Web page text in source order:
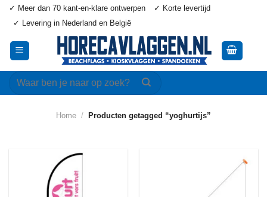
Ga
naar
✓ Meer dan 70 kant-en-klare ontwerpen
✓ Korte levertijd
✓ Levering in Nederland en België
Zoeken
Home / Producten getagged “yoghurtijs”